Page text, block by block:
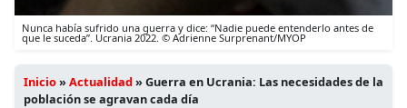
Nunca había sufrido una guerra y dice: “Nadie puede entenderlo antes de
que le suceda”. Ucrania 2022. © Adrienne Surprenant/MYOP
Inicio»Actualidad»Guerra en Ucrania: Las necesidades de la
población se agravan cada día